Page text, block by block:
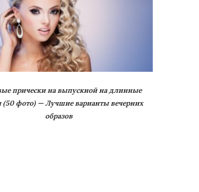
прически на выпускной на длинные
(50 фото) — Лучшие варианты вечерних
образов